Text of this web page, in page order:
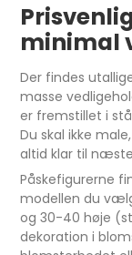
minimal
Der findes
masse
er fremstillet i
Du skal ikke
altid klar til
Påskefigurerne
modellen du
og 30-40 høje
dekoration i